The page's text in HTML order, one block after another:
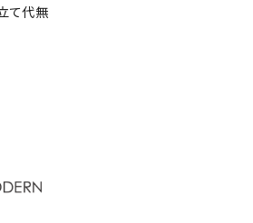
て代無